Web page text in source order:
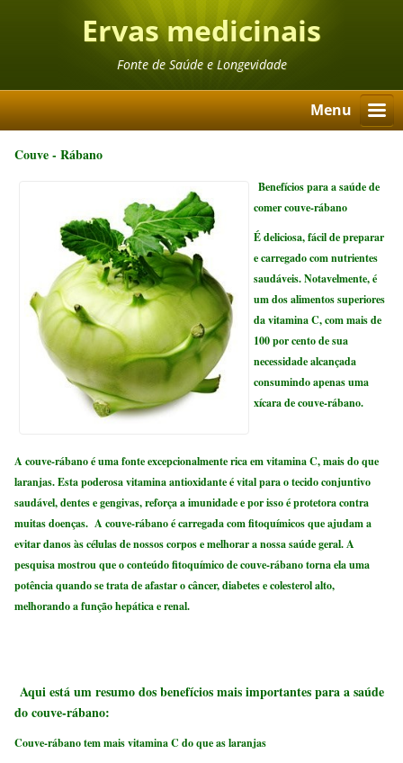
Ervas medicinais
Fonte de Saúde e Longevidade
Menu
Couve - Rábano
Benefícios para a saúde de
comer couve-rábano
É deliciosa, fácil de preparar
e carregado com nutrientes
saudáveis. Notavelmente, é
um dos alimentos superiores
da vitamina C, com mais de
100 por cento de sua
necessidade alcançada
consumindo apenas uma
xícara de couve-rábano.
A couve-rábano é uma fonte excepcionalmente rica em vitamina C, mais do que
laranjas. Esta poderosa vitamina antioxidante é vital para o tecido conjuntivo
saudável, dentes e gengivas, reforça a imunidade e por isso é protetora contra
muitas doenças. A couve-rábano é carregada com fitoquímicos que ajudam a
evitar danos às células de nossos corpos e melhorar a nossa saúde geral. A
pesquisa mostrou que o conteúdo fitoquímico de couve-rábano torna ela uma
potência quando se trata de afastar o câncer, diabetes e colesterol alto,
melhorando a função hepática e renal.
Aqui está um resumo dos benefícios mais importantes para a saúde
do couve-rábano:
Couve-rábano tem mais vitamina C do que as laranjas